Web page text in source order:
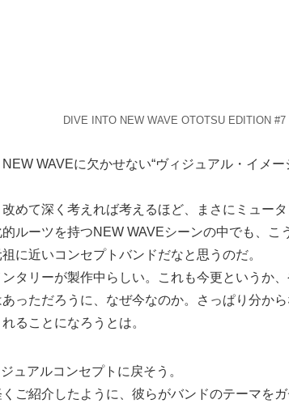
DIVE INTO NEW WAVE OTOTSU EDITION #7
WAVEに欠かせない“ヴィジュアル・イメ
めて深く考えれば考えるほど、まさにミュー
ルーツを持つNEW WAVEシーンの中でも、こ
に近いコンセプトバンドだなと思うのだ。
タリーが製作中らしい。これも今更というか
っただろうに、なぜ今なのか。さっぱり分か
ることになろうとは。
ュアルコンセプトに戻そう。
ご紹介したように、彼らがバンドのテーマを